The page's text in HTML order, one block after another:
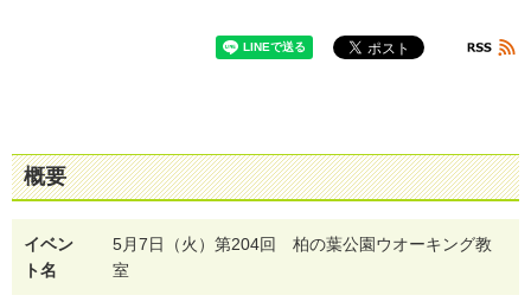
概要
イベン
ト名
5月7日（火）第204回 柏の葉公園ウオーキング教
室